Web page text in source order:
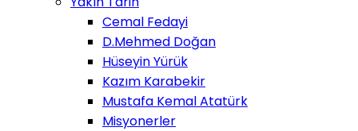
Cemal Fedayi
D.Mehmed Doğan
Hüseyin Yürük
Kazım Karabekir
Mustafa Kemal Atatürk
Misyonerler